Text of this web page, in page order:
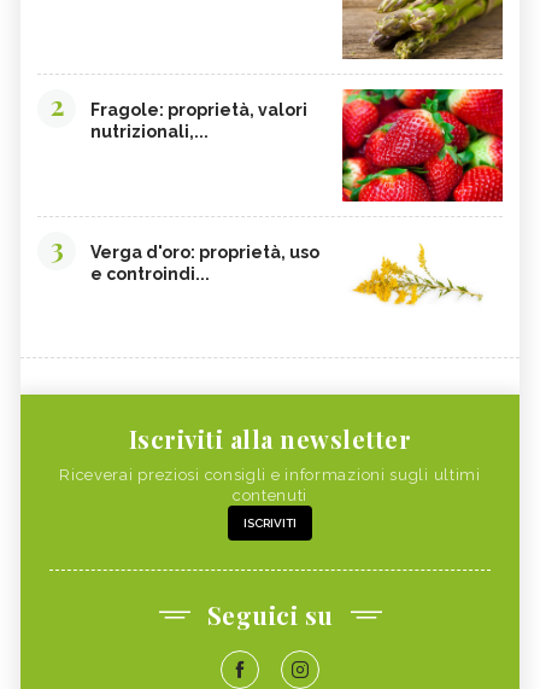
2
Fragole: proprietà, valori
nutrizionali,...
3
Verga d'oro: proprietà, uso
e controindi...
Iscriviti alla newsletter
Riceverai preziosi consigli e informazioni sugli ultimi
contenuti
ISCRIVITI
Seguici su